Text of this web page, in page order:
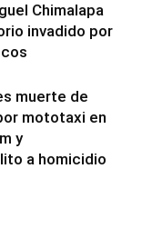
Chimalapa
invadido por
muerte de
mototaxi en
y
a homicidio